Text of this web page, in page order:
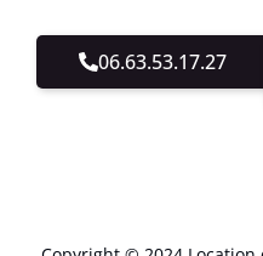
06.63.53.17.27